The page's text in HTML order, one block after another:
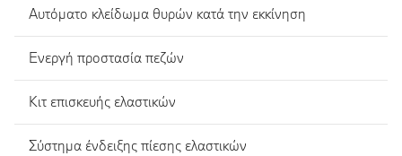
Αυτόματο κλείδωμα θυρών κατά την εκκίνηση
Ενεργή προστασία πεζών
Κιτ επισκευής ελαστικών
Σύστημα ένδειξης πίεσης ελαστικών